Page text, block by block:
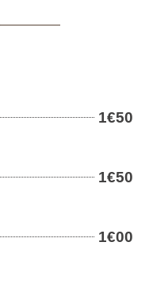
1€50
1€50
1€00